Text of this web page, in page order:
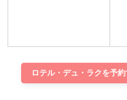
ロテル・デュ・ラクを予